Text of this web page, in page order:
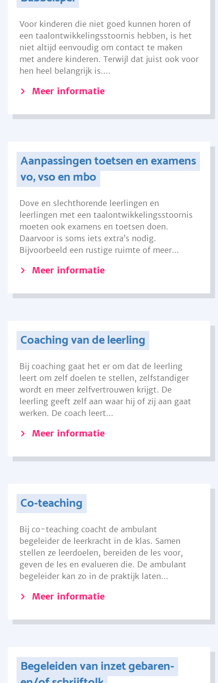
Voor kinderen die niet goed kunnen horen of
een taalontwikkelingsstoornis hebben, is het
niet altijd eenvoudig om contact te maken
met andere kinderen. Terwijl dat juist ook voor
hen heel belangrijk is....
Meer informatie
Aanpassingen toetsen en examens
vo, vso en mbo
Dove en slechthorende leerlingen en
leerlingen met een taalontwikkelingsstoornis
moeten ook examens en toetsen doen.
Daarvoor is soms iets extra’s nodig.
Bijvoorbeeld een rustige ruimte of meer...
Meer informatie
Coaching van de leerling
Bij coaching gaat het er om dat de leerling
leert om zelf doelen te stellen, zelfstandiger
wordt en meer zelfvertrouwen krijgt. De
leerling geeft zelf aan waar hij of zij aan gaat
werken. De coach leert...
Meer informatie
Co-teaching
Bij co-teaching coacht de ambulant
begeleider de leerkracht in de klas. Samen
stellen ze leerdoelen, bereiden de les voor,
geven de les en evalueren die. De ambulant
begeleider kan zo in de praktijk laten...
Meer informatie
Begeleiden van inzet gebaren-